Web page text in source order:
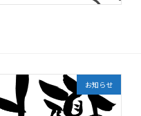
お知らせ